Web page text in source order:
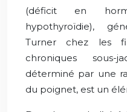
(déficit en
hypothyroïdie),
Turner chez les
chroniques sous-
déterminé par une
du poignet, est un